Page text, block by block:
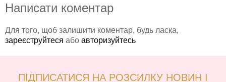
Написати коментар
Для того, щоб залишити коментар, будь ласка,
зареєструйтеся або авторизуйтесь
ПІДПИСАТИСЯ НА РОЗСИЛКУ НОВИН І